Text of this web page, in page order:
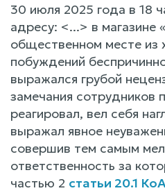
30 июля 2025 года в 18
адресу: <...> в магазине
общественном месте из
побуждений
выражался грубой
замечания сотрудников
реагировал, вел себя
выражал явное
совершив тем самым
ответственность за
частью 2 статьи 20.1